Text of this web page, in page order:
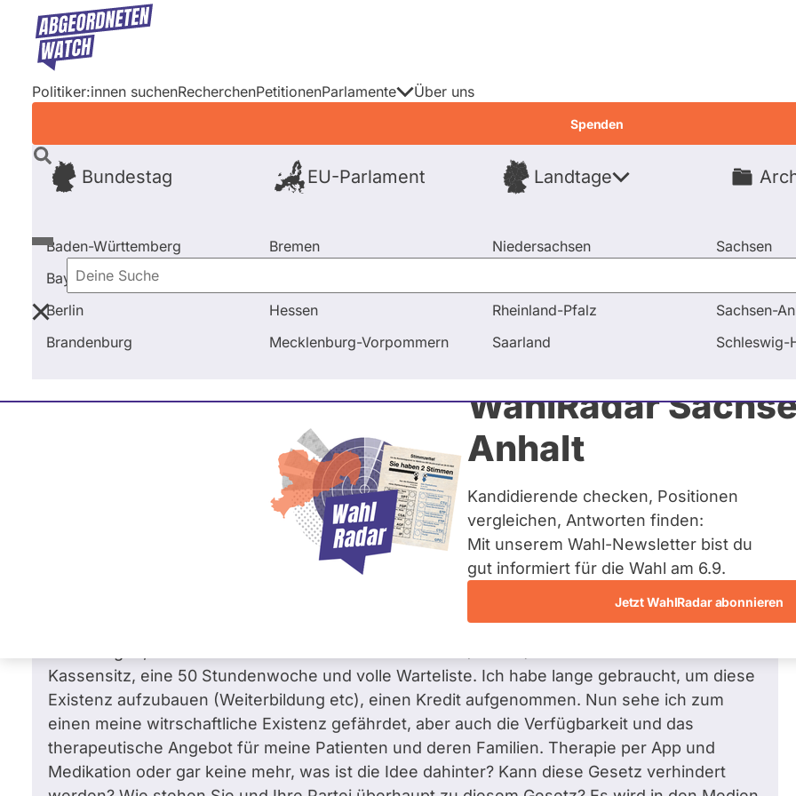
Direkt
Inhalt
Politiker:innen suchenRecherchenPetitionenParlamente
Bundestag EU-Parlament Landtage
Baden-Württemberg
Bayern
Berlin
Brandenburg
Bremen
Hessen
Mecklenburg-Vorpommern
Niedersachsen
Rheinland-Pfalz
Saarland
Sachsen
Sachsen-
Schleswig-
Über uns
Spenden
Deine
Suche
WahlRadar
Anhalt
Kandidierende checken, Positionen
vergleichen, Antworten finden:
Mit unserem Wahl-Newsletter bist du
gut informiert für die Wahl am 6.9.
Jetzt WahlRadar abonnieren
Startseite Frage stellen Kirsten Kappert-Gonther Fragen und Antworten Wie stehen Sie zu den
Kirsten Kappert-Gonther
BÜNDNIS 90/­DIE GRÜNEN
93 % 38/ 41
Fragen beantwortet
Wie stehen Sie zu den allerneusten Änderungen des GKV
Beitragsstabilisierungsgesetztes? Sollte die Verabschiedung verhindert werden?
Sehr geehrte Frau Kappert-Gonther, ich bin Psychotherapeutin für Kinder und Jugendliche in
freier Praxis und maximal in Sorge bzgl. obengenannten Gesetztes und der allerneusten
Kassensitz, eine 50 Stundenwoche und volle Warteliste. Ich habe lange gebraucht, um diese
Existenz aufzubauen (Weiterbildung etc), einen Kredit aufgenommen. Nun sehe ich zum
einen meine witrschaftliche Existenz gefährdet, aber auch die Verfügbarkeit und das
therapeutische Angebot für meine Patienten und deren Familien. Therapie per App und
Medikation oder gar keine mehr, was ist die Idee dahinter? Kann diese Gesetz verhindert